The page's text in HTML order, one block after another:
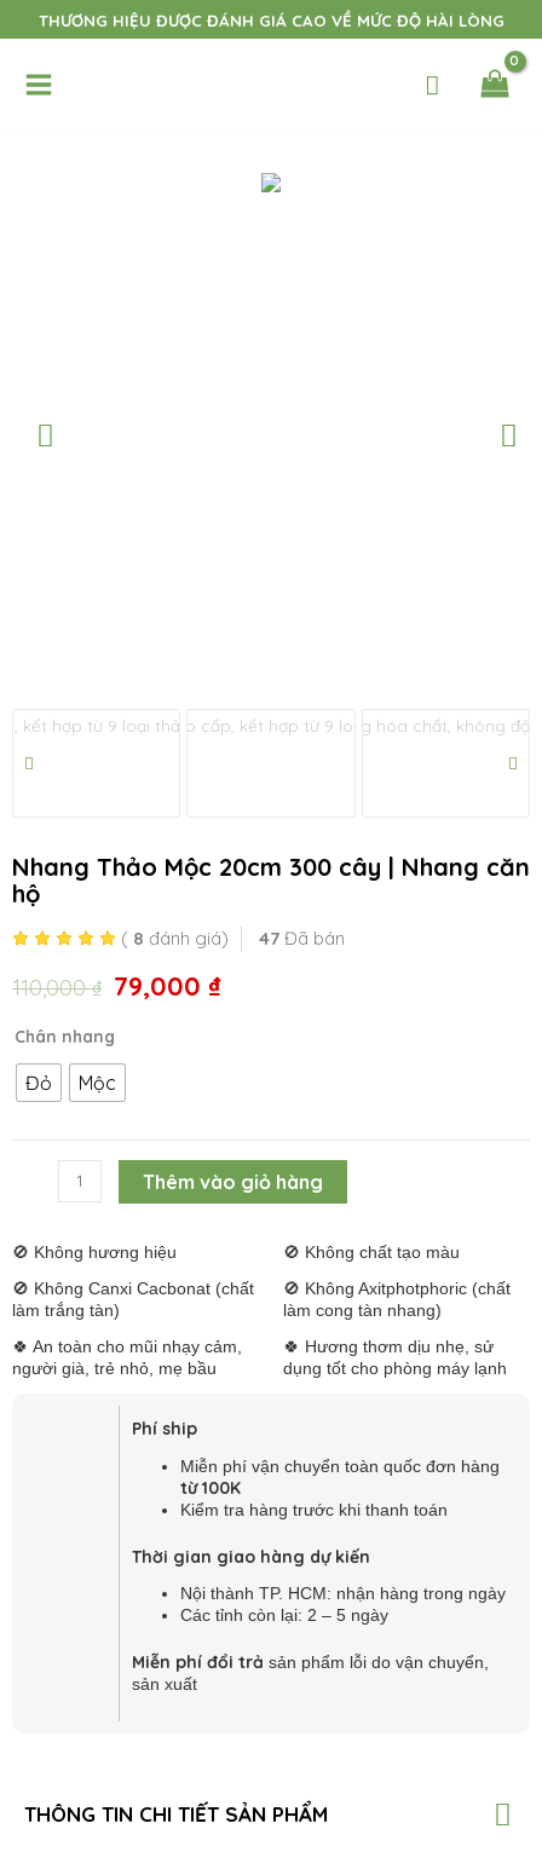
Nhảy
tới
dung
THƯƠNG HIỆU ĐƯỢC ĐÁNH GIÁ CAO VỀ MỨC ĐỘ HÀI LÒNG
Menu
Nhang Thảo Mộc 20cm 300 cây | Nhang căn
hộ
( 8 đánh giá) 47 Đã bán
110,000₫ Giá
là:
110,000 ₫.
79,000 ₫Giá
Chân nhang
Đỏ Mộc
Nhang
Mộc
300
căn
số
Thêm vào giỏ hàng
🚫 Không hương hiệu
🚫 Không Canxi Cacbonat (chất
làm trắng tàn)
🍀 An toàn cho mũi nhạy cảm,
người già, trẻ nhỏ, mẹ bầu
🚫 Không chất tạo màu
🚫 Không Axitphotphoric (chất
làm cong tàn nhang)
🍀 Hương thơm dịu nhẹ, sử
dụng tốt cho phòng máy lạnh
Phí ship
Miễn phí vận chuyển toàn quốc đơn hàng
từ 100K
Kiểm tra hàng trước khi thanh toán
Thời gian giao hàng dự kiến
Nội thành TP. HCM: nhận hàng trong ngày
Các tỉnh còn lại: 2 – 5 ngày
Miễn phí đổi trả sản phẩm lỗi do vận chuyển,
sản xuất
THÔNG TIN CHI TIẾT SẢN PHẨM